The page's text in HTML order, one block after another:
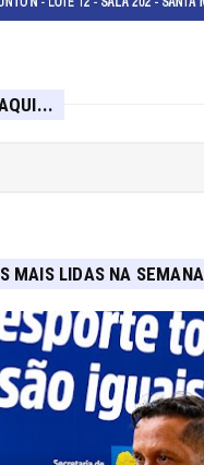
MAIS LIDAS NA SEMANA